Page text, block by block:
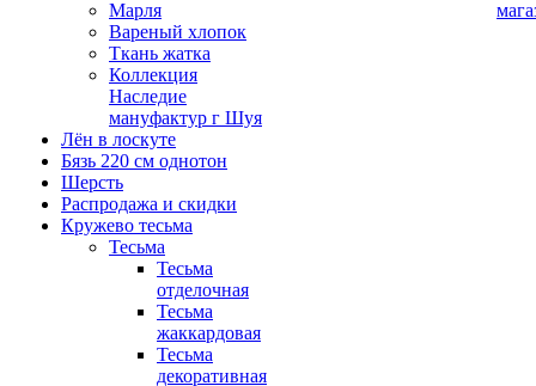
Марля
Вареный хлопок
Ткань жатка
Коллекция
Наследие
мануфактур г Шуя
Лён в лоскуте
Бязь 220 см однотон
Шерсть
Распродажа и скидки
Кружево тесьма
Тесьма
Тесьма
отделочная
Тесьма
жаккардовая
Тесьма
декоративная